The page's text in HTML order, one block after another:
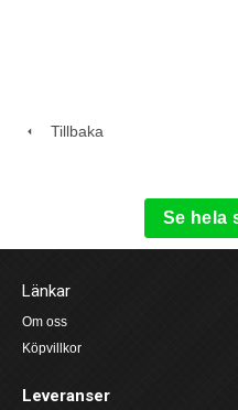
Tillbaka
Se hela
Länkar
Om oss
Köpvillkor
Leveranser